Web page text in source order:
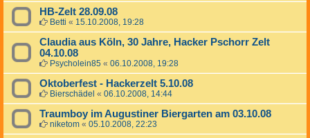
HB-Zelt 28.09.08
Betti « 15.10.2008, 19:28
Claudia aus Köln, 30 Jahre, Hacker Pschorr Zelt
04.10.08
Psycholein85 « 06.10.2008, 19:28
Oktoberfest - Hackerzelt 5.10.08
Bierschädel « 06.10.2008, 14:44
Traumboy im Augustiner Biergarten am 03.10.08
niketom « 05.10.2008, 22:23